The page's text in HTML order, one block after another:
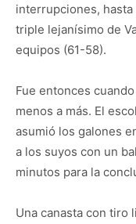
interrupciones, hasta
triple lejanísimo de
equipos (61-58).
Fue entonces
menos a más. El
asumió los galones
a los suyos con un
minutos para la
Una canasta con tiro